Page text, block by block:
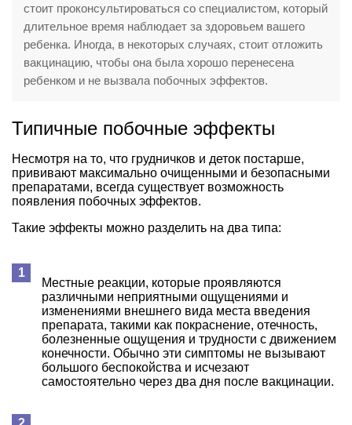
стоит проконсультироваться со специалистом, который
длительное время наблюдает за здоровьем вашего
ребенка. Иногда, в некоторых случаях, стоит отложить
вакцинацию, чтобы она была хорошо перенесена
ребенком и не вызвала побочных эффектов.
Типичные побочные эффекты
Несмотря на то, что грудничков и деток постарше,
прививают максимально очищенными и безопасными
препаратами, всегда существует возможность
появления побочных эффектов.
Такие эффекты можно разделить на два типа:
Местные реакции, которые проявляются
различными неприятными ощущениями и
изменениями внешнего вида места введения
препарата, такими как покраснение, отечность,
болезненные ощущения и трудности с движением
конечности. Обычно эти симптомы не вызывают
большого беспокойства и исчезают
самостоятельно через два дня после вакцинации.